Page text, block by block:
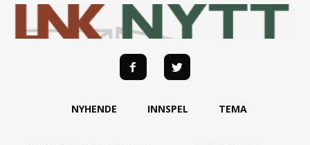
NYHENDE INNSPEL TEMA